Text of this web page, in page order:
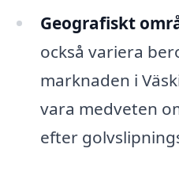
Geografiskt
också variera
marknaden i
vara medveten
efter